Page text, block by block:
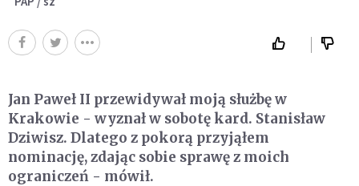
Jan Paweł II przewidywał moją służbę w
Krakowie - wyznał w sobotę kard. Stanisław
Dziwisz. Dlatego z pokorą przyjąłem
nominację, zdając sobie sprawę z moich
ograniczeń - mówił.